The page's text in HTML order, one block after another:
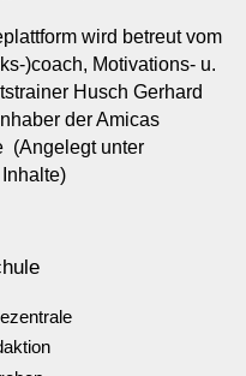
wird betreut vom
)coach, Motivations- u.
Husch Gerhard
der Amicas
(Angelegt unter